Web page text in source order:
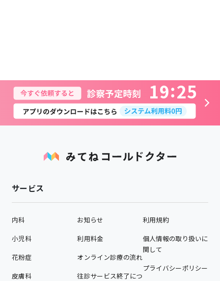
19 25
サービス
内科
小児科
花粉症
皮膚科
お知らせ
利用料金
オンライン診療の流れ
往診サービス終了につ
利用規約
個人情報の取り扱いに
関して
プライバシーポリシー